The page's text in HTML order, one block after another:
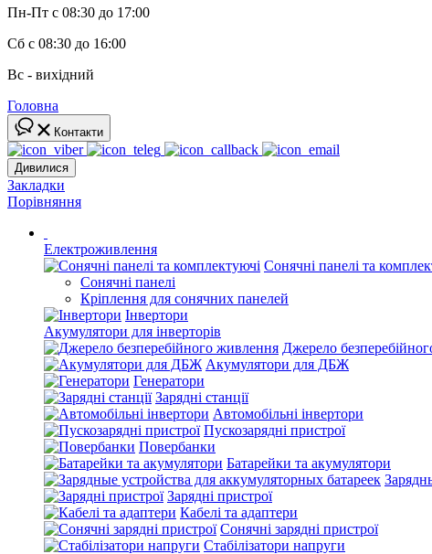
Пн-Пт с 08:30 до 17:00
Сб с 08:30 до 16:00
Вс - вихідний
Головна
Контакти
Дивилися
Закладки
Порівняння
Електроживлення
Сонячні панелі та
Сонячні панелі
Кріплення для сонячних панелей
Інвертори
Акумулятори для інверторів
Джерело
Акумулятори для ДБЖ
Генератори
Зарядні станції
Автомобільні інвертори
Пускозарядні пристрої
Повербанки
Батарейки та акумулятори
Зарядні пристрої
Кабелі та адаптери
Сонячні зарядні пристрої
Стабілізатори напруги